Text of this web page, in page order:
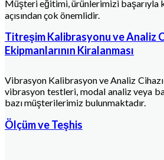
Müşteri eğitimi, ürünlerimizi başarıyla
açısından çok önemlidir.
Titreşim Kalibrasyonu ve Analiz
Ekipmanlarının Kiralanması
Vibrasyon Kalibrasyon ve Analiz
vibrasyon testleri, modal analiz veya
bazı müşterilerimiz bulunmaktadır.
Ölçüm ve Teşhis